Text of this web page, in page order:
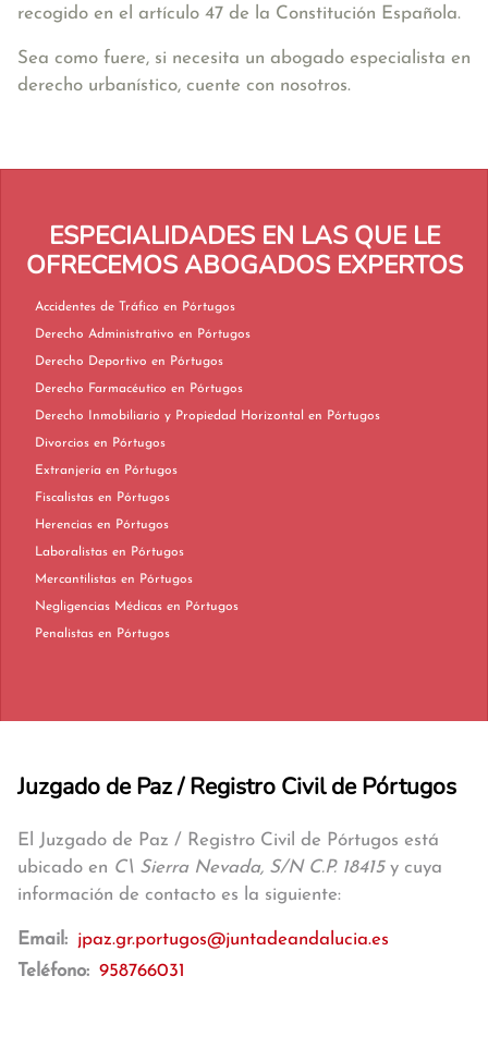
recogido en el artículo 47 de la Constitución Española.
Sea como fuere, si necesita un abogado especialista en
derecho urbanístico, cuente con nosotros.
ESPECIALIDADES EN LAS QUE LE
OFRECEMOS ABOGADOS EXPERTOS
Accidentes de Tráfico en Pórtugos
Derecho Administrativo en Pórtugos
Derecho Deportivo en Pórtugos
Derecho Farmacéutico en Pórtugos
Derecho Inmobiliario y Propiedad Horizontal en Pórtugos
Divorcios en Pórtugos
Extranjería en Pórtugos
Fiscalistas en Pórtugos
Herencias en Pórtugos
Laboralistas en Pórtugos
Mercantilistas en Pórtugos
Negligencias Médicas en Pórtugos
Penalistas en Pórtugos
Juzgado de Paz / Registro Civil de Pórtugos
El Juzgado de Paz / Registro Civil de Pórtugos está
ubicado en C\ Sierra Nevada, S/N C.P. 18415y cuya
información de contacto es la siguiente:
Email: jpaz.gr.portugos@juntadeandalucia.es
Teléfono: 958766031